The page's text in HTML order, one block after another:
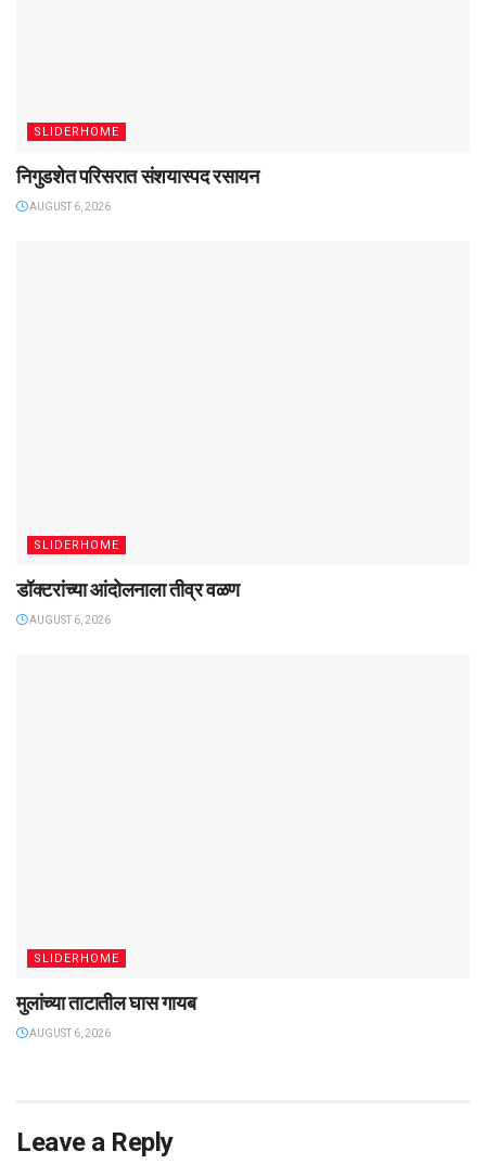
SLIDERHOME
निगुडशेत परिसरात संशयास्पद रसायन
AUGUST 6, 2026
SLIDERHOME
डॉक्टरांच्या आंदोलनाला तीव्र वळण
AUGUST 6, 2026
SLIDERHOME
मुलांच्या ताटातील घास गायब
AUGUST 6, 2026
Leave a Reply